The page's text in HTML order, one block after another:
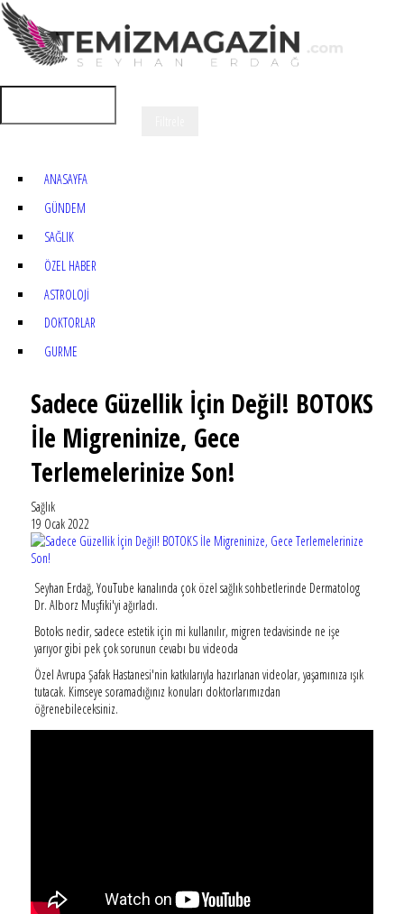
ANASAYFA
GÜNDEM
SAĞLIK
ÖZEL HABER
ASTROLOJİ
DOKTORLAR
GURME
Sadece Güzellik İçin Değil! BOTOKS
İle Migreninize, Gece
Terlemelerinize Son!
Sağlık
19 Ocak 2022
Seyhan Erdağ, YouTube kanalında çok özel sağlık sohbetlerinde Dermatolog
Dr. Alborz Muşfiki'yi ağırladı.
Botoks nedir, sadece estetik için mi kullanılır, migren tedavisinde ne işe
yarıyor gibi pek çok sorunun cevabı bu videoda
Özel Avrupa Şafak Hastanesi'nin katkılarıyla hazırlanan videolar, yaşamınıza ışık
tutacak. Kimseye soramadığınız konuları doktorlarımızdan
öğrenebileceksiniz.